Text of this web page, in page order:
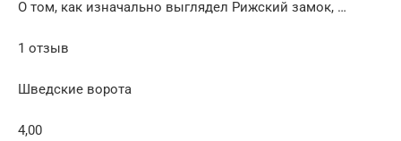
О том, как изначально выглядел Рижский замок, …
1 отзыв
Шведские ворота
4,00